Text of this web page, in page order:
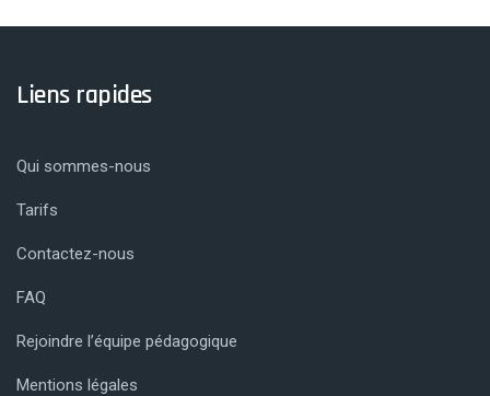
Liens rapides
Qui sommes-nous
Tarifs
Contactez-nous
FAQ
Rejoindre l’équipe pédagogique
Mentions légales